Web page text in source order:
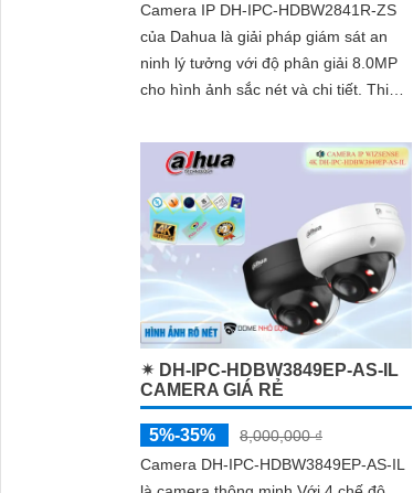
Camera IP DH-IPC-HDBW2841R-ZS
của Dahua là giải pháp giám sát an
ninh lý tưởng với độ phân giải 8.0MP
cho hình ảnh sắc nét và chi tiết. Thiết
✴ DH-IPC-HDBW3849EP-AS-IL
CAMERA GIÁ RẺ
5%-35%
8,000,000 ₫
Camera DH-IPC-HDBW3849EP-AS-IL